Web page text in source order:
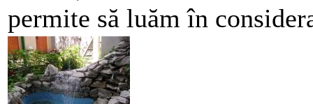
permite să luăm în